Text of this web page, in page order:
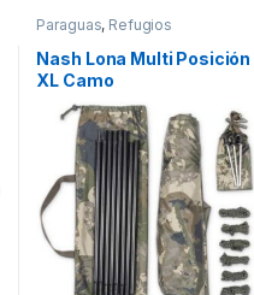
Paraguas, Refugios
Nash Lona Multi Posición
XL Camo